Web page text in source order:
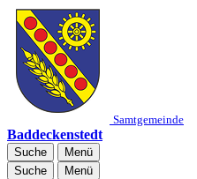
Samtgemeinde
Baddeckenstedt
Suche
Menü
Suche
Menü